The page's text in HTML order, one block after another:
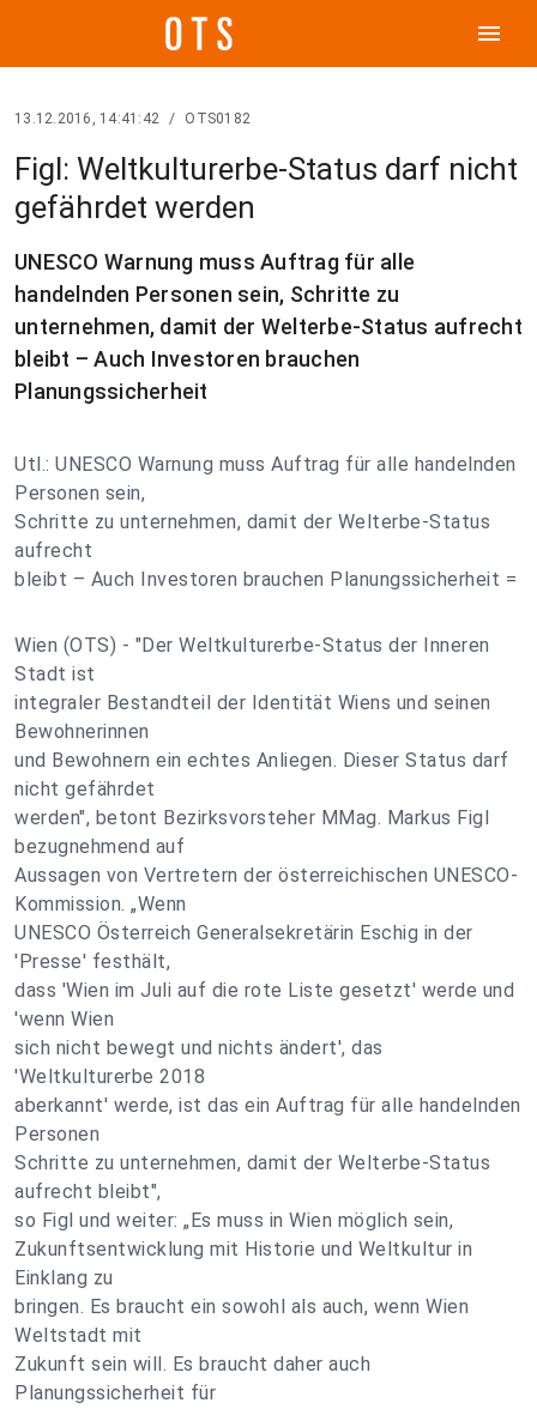
menu
13.12.2016, 14:41:42 / OTS0182
Figl: Weltkulturerbe-Status darf nicht
gefährdet werden
UNESCO Warnung muss Auftrag für alle
handelnden Personen sein, Schritte zu
unternehmen, damit der Welterbe-Status aufrecht
bleibt – Auch Investoren brauchen
Planungssicherheit
Utl.: UNESCO Warnung muss Auftrag für alle handelnden
Personen sein,
Schritte zu unternehmen, damit der Welterbe-Status
aufrecht
bleibt – Auch Investoren brauchen Planungssicherheit =
Wien (OTS) - "Der Weltkulturerbe-Status der Inneren
Stadt ist
integraler Bestandteil der Identität Wiens und seinen
Bewohnerinnen
und Bewohnern ein echtes Anliegen. Dieser Status darf
nicht gefährdet
werden", betont Bezirksvorsteher MMag. Markus Figl
bezugnehmend auf
Aussagen von Vertretern der österreichischen UNESCO-
Kommission. „Wenn
UNESCO Österreich Generalsekretärin Eschig in der
'Presse' festhält,
dass 'Wien im Juli auf die rote Liste gesetzt' werde und
'wenn Wien
sich nicht bewegt und nichts ändert', das
'Weltkulturerbe 2018
aberkannt' werde, ist das ein Auftrag für alle handelnden
Personen
Schritte zu unternehmen, damit der Welterbe-Status
aufrecht bleibt",
so Figl und weiter: „Es muss in Wien möglich sein,
Zukunftsentwicklung mit Historie und Weltkultur in
Einklang zu
bringen. Es braucht ein sowohl als auch, wenn Wien
Weltstadt mit
Zukunft sein will. Es braucht daher auch
Planungssicherheit für